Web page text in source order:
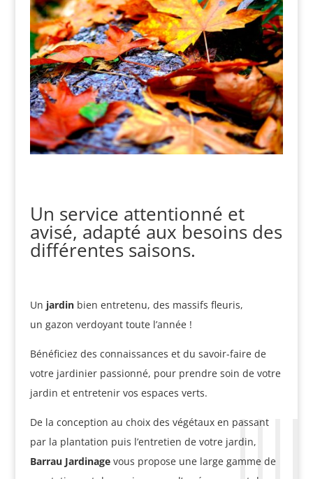
Un service attentionné et
avisé, adapté aux besoins des
différentes saisons.
Un jardinbien entretenu, des massifs fleuris,
un gazon verdoyant toute l’année !
Bénéficiez des connaissances et du savoir-faire de
votre jardinier passionné, pour prendre soin de votre
jardin et entretenir vos espaces verts.
De la conception au choix des végétaux en passant
par la plantation puis l’entretien de votre jardin,
Barrau Jardinagevous propose une large gamme de